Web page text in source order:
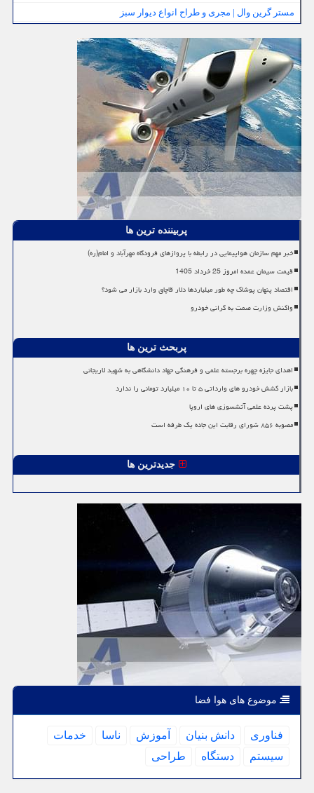
مستر گرین وال | مجری و طراح انواع دیوار سبز
پربیننده ترین ها
خبر مهم سازمان هواپیمایی در رابطه با پروازهای فرودگاه مهرآباد و امام(ره)
قیمت سیمان عمده امروز 25 خرداد 1405
اقتصاد پنهان پوشاک چه طور میلیاردها دلار قاچاق وارد بازار می شود؟
واکنش وزارت صمت به گرانی خودرو
پربحث ترین ها
اهدای جایزه چهره برجسته علمی و فرهنگی جهاد دانشگاهی به شهید لاریجانی
بازار کشش خودرو های وارداتی ۵ تا ۱۰ میلیارد تومانی را ندارد
پشت پرده علمی آتشسوزی های اروپا
مصوبه ۸۵۶ شورای رقابت این جاده یک طرفه است
جدیدترین ها
موضوع های هوا فضا
فناوری دانش بنیان آموزش ناسا
خدمات
سیستم
دستگاه طراحی